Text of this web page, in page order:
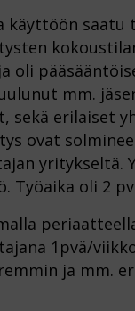
käyttöön
mm.
sekä erilaiset
ovat
Työaika oli 2
1pvä/
ja mm.